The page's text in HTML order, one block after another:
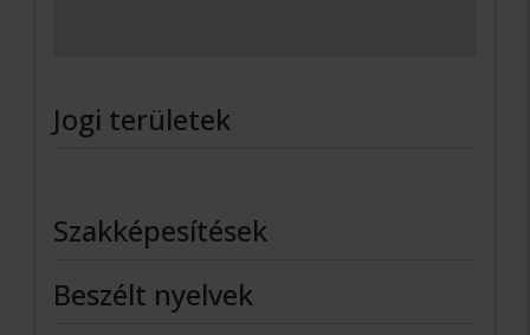
Jogi területek
Szakképesítések
Beszélt nyelvek